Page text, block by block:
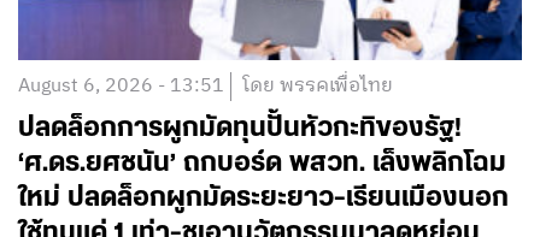
August 6, 2026 - 13:51 โดย พรรคเพื่อไทย
ปลดล็อกการผูกมัดทุนปั้นหัวกะทิของรัฐ!
‘ศ.ดร.ยศชนัน’ ถกบอร์ด พสวท. เล็งพลิกโฉม
ใหม่ ปลดล็อกผูกมัดระยะยาว-เรียนเมืองนอก